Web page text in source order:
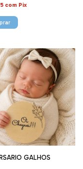
com Pix
GALHOS